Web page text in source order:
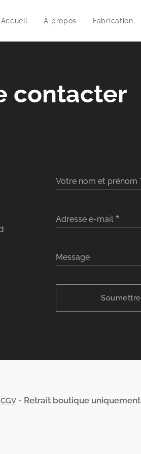
Accueil À propos Fabrication
contacter
Votre nom et prénom
Adresse e-mail
Message
Soumettre
CGV- Retrait boutique uniquement